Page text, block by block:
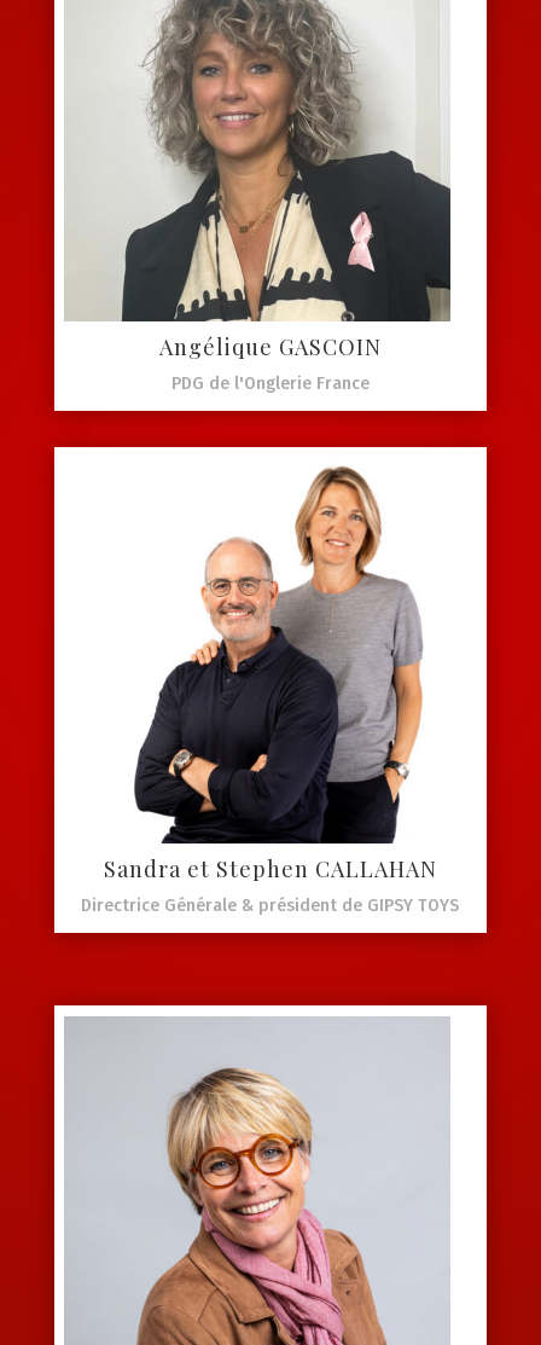
Angélique GASCOIN
PDG de l'Onglerie France
Sandra et Stephen CALLAHAN
Directrice Générale & président de GIPSY TOYS